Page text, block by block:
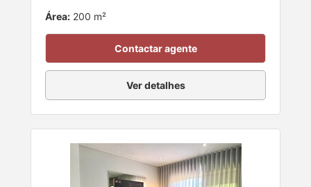
Área: 200 m²
Contactar agente
Ver detalhes